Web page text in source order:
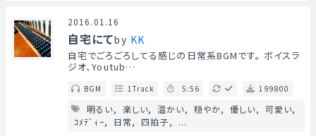
2016.01.16
自宅にてby KK
自宅でごろごろしてる感じの日常系BGMです。 ボイスラ
ジオ、Youtub…
BGM 1Track 5:56 199800
明るい 楽しい 温かい 穏やか 優しい
可愛い
ｺﾒﾃﾞｨｰ
日常 四拍子 ...